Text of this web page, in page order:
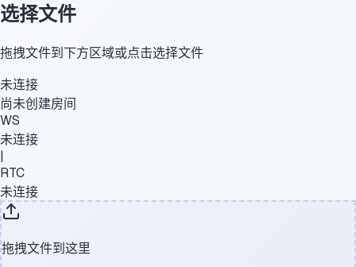
选择文件
拖拽文件到下方区域或点击选择文件
未连接
尚未创建房间
WS
未连接
|
RTC
未连接
拖拽文件到这里